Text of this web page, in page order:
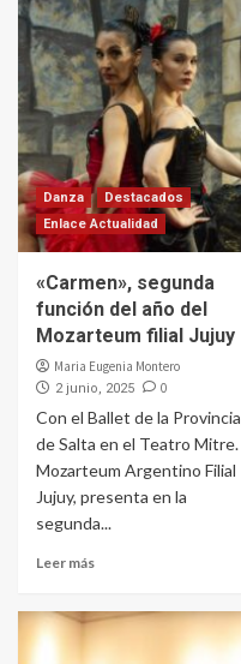
Danza
Destacados
Enlace Actualidad
«Carmen», segunda
función del año del
Mozarteum filial Jujuy
Maria Eugenia Montero
2 junio, 2025 0
Con el Ballet de la Provincia
de Salta en el Teatro Mitre.
Mozarteum Argentino Filial
Jujuy, presenta en la
segunda...
Leer más